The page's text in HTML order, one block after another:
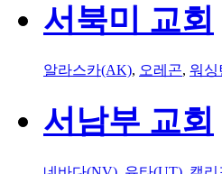
서북미 교회
알라스카(AK), 오레곤, 워싱
서남부 교회